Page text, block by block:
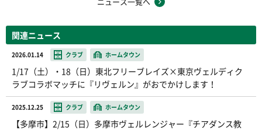
関連ニュース
2026.01.14 クラブ ホームタウン
1/17（土）・18（日）東北フリーブレイズ×東京ヴェルディク
ラブコラボマッチに『リヴェルン』がおでかけします！
2025.12.25 クラブ ホームタウン
【多摩市】2/15（日）多摩市ヴェルレンジャー『チアダンス教